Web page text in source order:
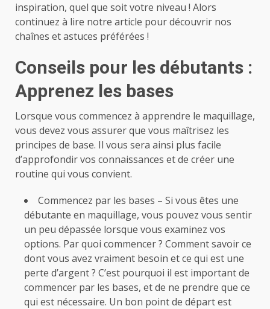
inspiration, quel que soit votre niveau ! Alors
continuez à lire notre article pour découvrir nos
chaînes et astuces préférées !
Conseils pour les débutants :
Apprenez les bases
Lorsque vous commencez à apprendre le maquillage,
vous devez vous assurer que vous maîtrisez les
principes de base. Il vous sera ainsi plus facile
d’approfondir vos connaissances et de créer une
routine qui vous convient.
Commencez par les bases – Si vous êtes une
débutante en maquillage, vous pouvez vous sentir
un peu dépassée lorsque vous examinez vos
options. Par quoi commencer ? Comment savoir ce
dont vous avez vraiment besoin et ce qui est une
perte d’argent ? C’est pourquoi il est important de
commencer par les bases, et de ne prendre que ce
qui est nécessaire. Un bon point de départ est